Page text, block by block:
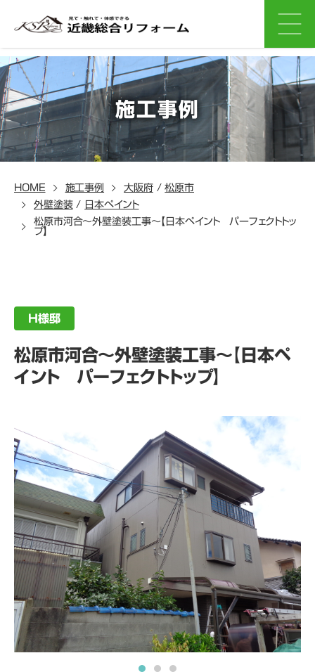
施工事例
HOME 施工事例 大阪府/松原市
外壁塗装/
日本ペイント
松原市河合～外壁塗装工事～【日本ペイント パーフェクトトッ
プ】
H様邸
松原市河合～外壁塗装工事～【日本ペ
イント パーフェクトトップ】